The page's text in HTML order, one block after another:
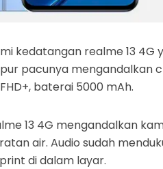
kedatangan realme 13 4G
pacunya mengandalkan
baterai 5000 mAh.
13 4G mengandalkan
air. Audio sudah
di dalam layar.